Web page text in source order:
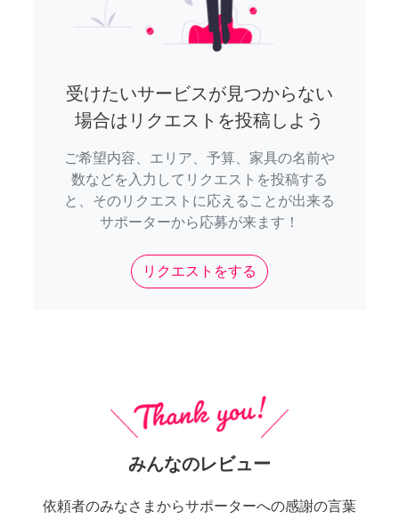
受けたいサービスが見つからない
場合はリクエストを投稿しよう
ご希望内容、エリア、予算、家具の名前や
数などを入力してリクエストを投稿する
と、そのリクエストに応えることが出来る
サポーターから応募が来ます！
リクエストをする
みんなのレビュー
依頼者のみなさまからサポーターへの感謝の言葉